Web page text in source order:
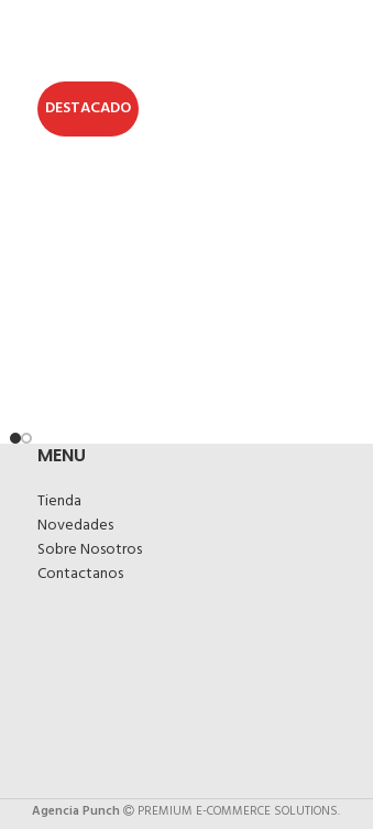
DESTACADO
MENU
Tienda
Novedades
Sobre Nosotros
Contactanos
Agencia Punch PREMIUM E-COMMERCE SOLUTIONS.